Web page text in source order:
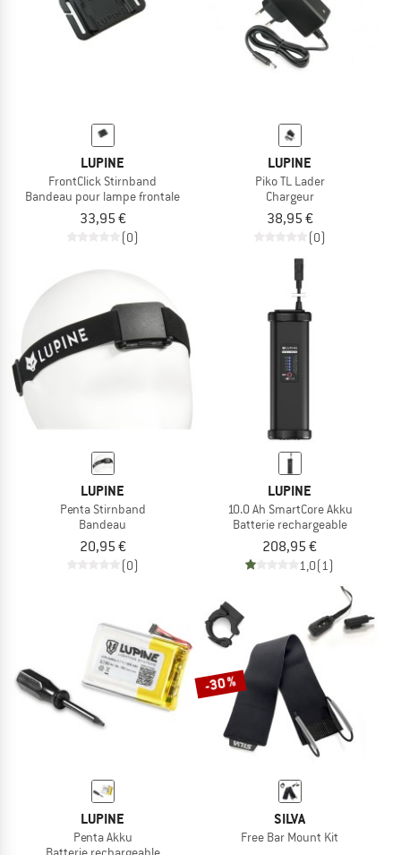
LUPINE
FrontClick Stirnband
Bandeau pour lampe frontale
33,95 €
(0)
LUPINE
Piko TL Lader
Chargeur
38,95 €
(0)
LUPINE
Penta Stirnband
Bandeau
20,95 €
(0)
LUPINE
10.0 Ah SmartCore Akku
Batterie rechargeable
208,95 €
1,0(1)
LUPINE
Penta Akku
-30 %
SILVA
Free Bar Mount Kit